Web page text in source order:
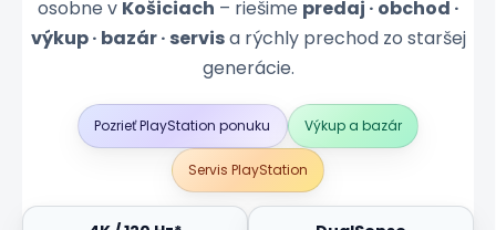
osobne v Košiciach – riešime predaj · obchod ·
výkup · bazár · servisa rýchly prechod zo staršej
generácie.
Pozrieť PlayStation ponuku Výkup a bazár
Servis PlayStation